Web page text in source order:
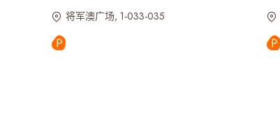
将军澳广场, 1-033-035